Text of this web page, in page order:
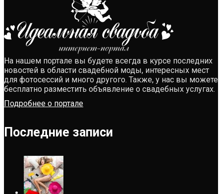
На нашем портале вы будете всегда в курсе последних
новостей в области свадебной моды, интересных мест
для фотосессий и много другого. Также, у нас вы можете
бесплатно разместить объявление о свадебных услугах.
Подробнее о портале
Последние записи